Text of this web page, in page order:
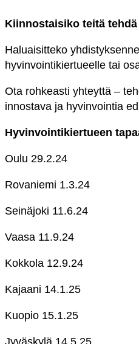
Kiinnostaisiko teitä
Haluaisitteko
hyvinvointikiertueelle tai
Ota rohkeasti yhteyttä –
innostava ja hyvinvointia
Hyvinvointikiertueen
Oulu 29.2.24
Rovaniemi 1.3.24
Seinäjoki 11.6.24
Vaasa 11.9.24
Kokkola 12.9.24
Kajaani 14.1.25
Kuopio 15.1.25
Jyväskylä 14.5.25